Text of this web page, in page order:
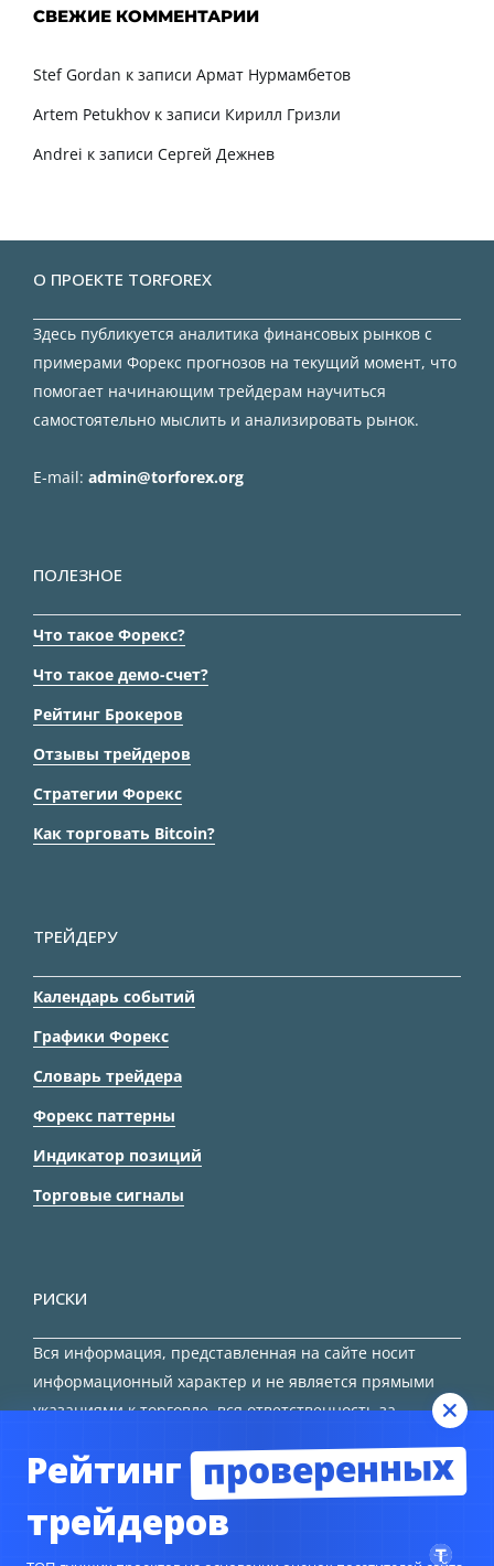
СВЕЖИЕ КОММЕНТАРИИ
Stef Gordan к записи Армат Нурмамбетов
Artem Petukhov к записи Кирилл Гризли
Andrei к записи Сергей Дежнев
О ПРОЕКТЕ TORFOREX
Здесь публикуется аналитика финансовых рынков с
примерами Форекс прогнозов на текущий момент, что
помогает начинающим трейдерам научиться
самостоятельно мыслить и анализировать рынок.
E-mail: admin@torforex.org
ПОЛЕЗНОЕ
Что такое Форекс?
Что такое демо-счет?
Рейтинг Брокеров
Отзывы трейдеров
Стратегии Форекс
Как торговать Bitcoin?
ТРЕЙДЕРУ
Календарь событий
Графики Форекс
Словарь трейдера
Форекс паттерны
Индикатор позиций
Торговые сигналы
РИСКИ
Вся информация, представленная на сайте носит
информационный характер и не является прямыми
указаниями к торговле, вся ответственность за
Рейтинг проверенных
трейдеров